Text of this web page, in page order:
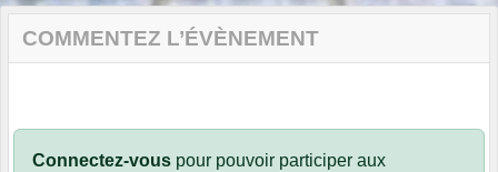
COMMENTEZ L’ÉVÈNEMENT
Connectez-vous pour pouvoir participer aux